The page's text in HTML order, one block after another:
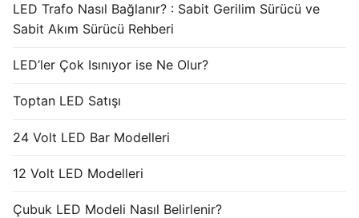
LED Trafo Nasıl Bağlanır? : Sabit Gerilim Sürücü ve
Sabit Akım Sürücü Rehberi
LED’ler Çok Isınıyor ise Ne Olur?
Toptan LED Satışı
24 Volt LED Bar Modelleri
12 Volt LED Modelleri
Çubuk LED Modeli Nasıl Belirlenir?